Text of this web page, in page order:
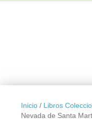
Inicio/ Libros
Nevada de Santa